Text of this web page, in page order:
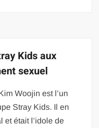
Kids aux
sexuel
Woojin est l’un
Stray Kids. Il en
et était l’idole de